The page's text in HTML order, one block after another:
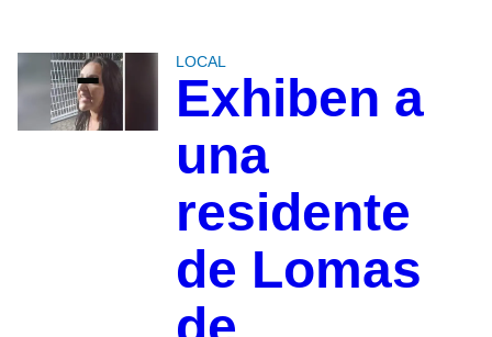
LOCAL
Exhiben a
una
residente
de Lomas